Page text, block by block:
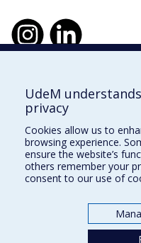
École
paysage
École d'architecture
École de design
UdeM
privacy
Cookies allow us to
browsing experience.
ensure the website’s
others remember your
consent to our use of